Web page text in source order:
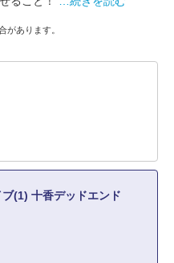
があります。
(1) 十香デッドエンド